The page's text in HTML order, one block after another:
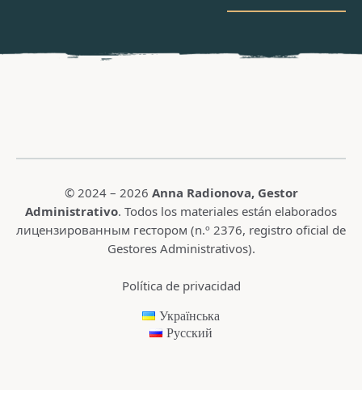
© 2024 – 2026 Anna Radionova, Gestor
Administrativo. Todos los materiales están elaborados
лицензированным гестором (n.º 2376, registro oficial de
Gestores Administrativos).
Política de privacidad
Українська
Русский